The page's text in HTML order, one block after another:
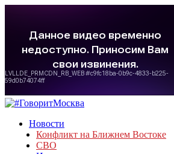
Новости
Конфликт на Ближнем Востоке
СВО